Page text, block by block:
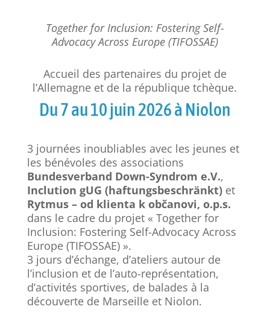
Together for Inclusion: Fostering Self-
Advocacy Across Europe (TIFOSSAE)
Accueil des partenaires du projet de
l’Allemagne et de la république tchèque.
Du 7 au 10 juin 2026 à Niolon
3 journées inoubliables avec les jeunes et
les bénévoles des associations
Bundesverband Down-Syndrom e.V.,
Inclution gUG (haftungsbeschränkt)et
Rytmus – od klienta k občanovi, o.p.s.
dans le cadre du projet « Together for
Inclusion: Fostering Self-Advocacy Across
Europe (TIFOSSAE) ».
3 jours d’échange, d’ateliers autour de
l’inclusion et de l’auto-représentation,
d’activités sportives, de balades à la
découverte de Marseille et Niolon.